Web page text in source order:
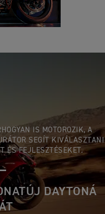
IS MOTOROZIK, A
SEGÍT KIVÁLASZTANI
ÉS FEJLESZTÉSEKET.
DAYTONÁ